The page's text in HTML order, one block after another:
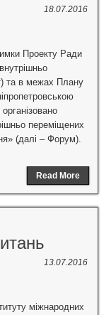
18.07.2016
Проекту Ради
та в межах Плану
переміщених
(далі – Форум).
Read More
13.07.2016
міжнародних